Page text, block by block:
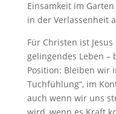
Einsamkeit im
in der Verlassenheit
Für Christen ist
gelingendes Leben
Position: Bleiben wir
Tuchfühlung“, im
auch wenn wir uns